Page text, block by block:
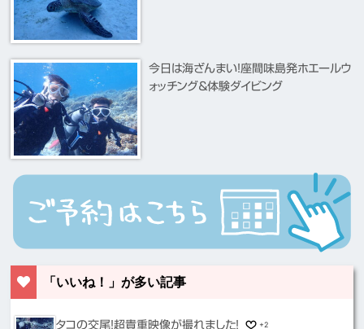
今日は海ざんまい！座間味島発ホエールウ
ォッチング＆体験ダイビング
「いいね！」が多い記事
タコの交尾！超貴重映像が撮れました！ +2